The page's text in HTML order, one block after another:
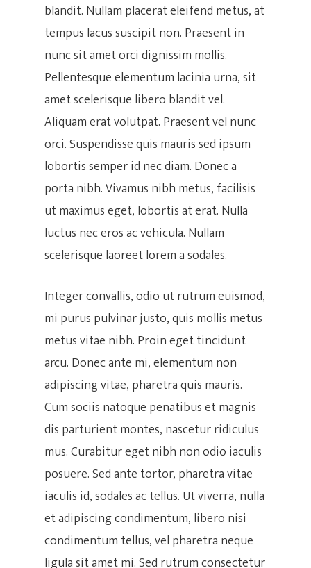
blandit. Nullam placerat eleifend metus, at
tempus lacus suscipit non. Praesent in
nunc sit amet orci dignissim mollis.
Pellentesque elementum lacinia urna, sit
amet scelerisque libero blandit vel.
Aliquam erat volutpat. Praesent vel nunc
orci. Suspendisse quis mauris sed ipsum
lobortis semper id nec diam. Donec a
porta nibh. Vivamus nibh metus, facilisis
ut maximus eget, lobortis at erat. Nulla
luctus nec eros ac vehicula. Nullam
scelerisque laoreet lorem a sodales.
Integer convallis, odio ut rutrum euismod,
mi purus pulvinar justo, quis mollis metus
metus vitae nibh. Proin eget tincidunt
arcu. Donec ante mi, elementum non
adipiscing vitae, pharetra quis mauris.
Cum sociis natoque penatibus et magnis
dis parturient montes, nascetur ridiculus
mus. Curabitur eget nibh non odio iaculis
posuere. Sed ante tortor, pharetra vitae
iaculis id, sodales ac tellus. Ut viverra, nulla
et adipiscing condimentum, libero nisi
condimentum tellus, vel pharetra neque
ligula sit amet mi. Sed rutrum consectetur